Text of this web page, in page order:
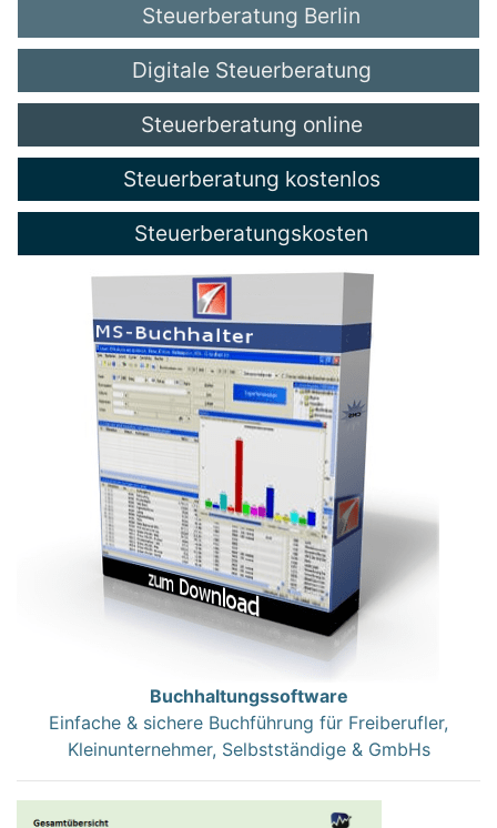
Steuerberatung Berlin
Digitale Steuerberatung
Steuerberatung online
Steuerberatung kostenlos
Steuerberatungskosten
Buchhaltungssoftware
Einfache & sichere Buchführung für Freiberufler,
Kleinunternehmer, Selbstständige & GmbHs